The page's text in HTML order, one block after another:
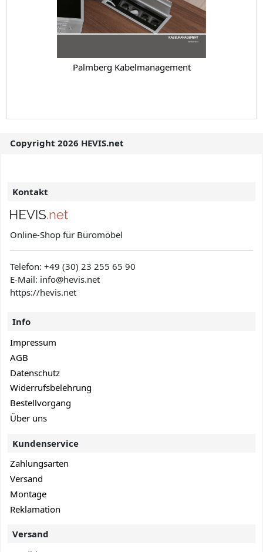
Palmberg Kabelmanagement
Copyright 2026 HEVIS.net
Kontakt
Online-Shop für Büromöbel
Telefon:+49 (30) 23 255 65 90
E-Mail: info@hevis.net
https://hevis.net
Info
Impressum
AGB
Datenschutz
Widerrufsbelehrung
Bestellvorgang
Über uns
Kundenservice
Zahlungsarten
Versand
Montage
Reklamation
Versand